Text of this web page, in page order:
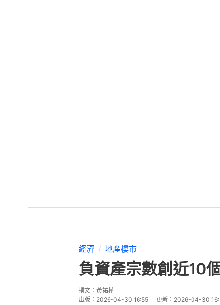
負資產宗數創近10
出版： 2026-04-30 16:55